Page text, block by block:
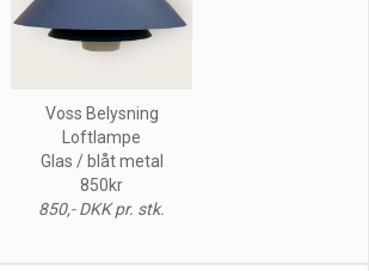
Voss Belysning
Loftlampe
Glas / blåt metal
850kr
850,- DKK pr. stk.